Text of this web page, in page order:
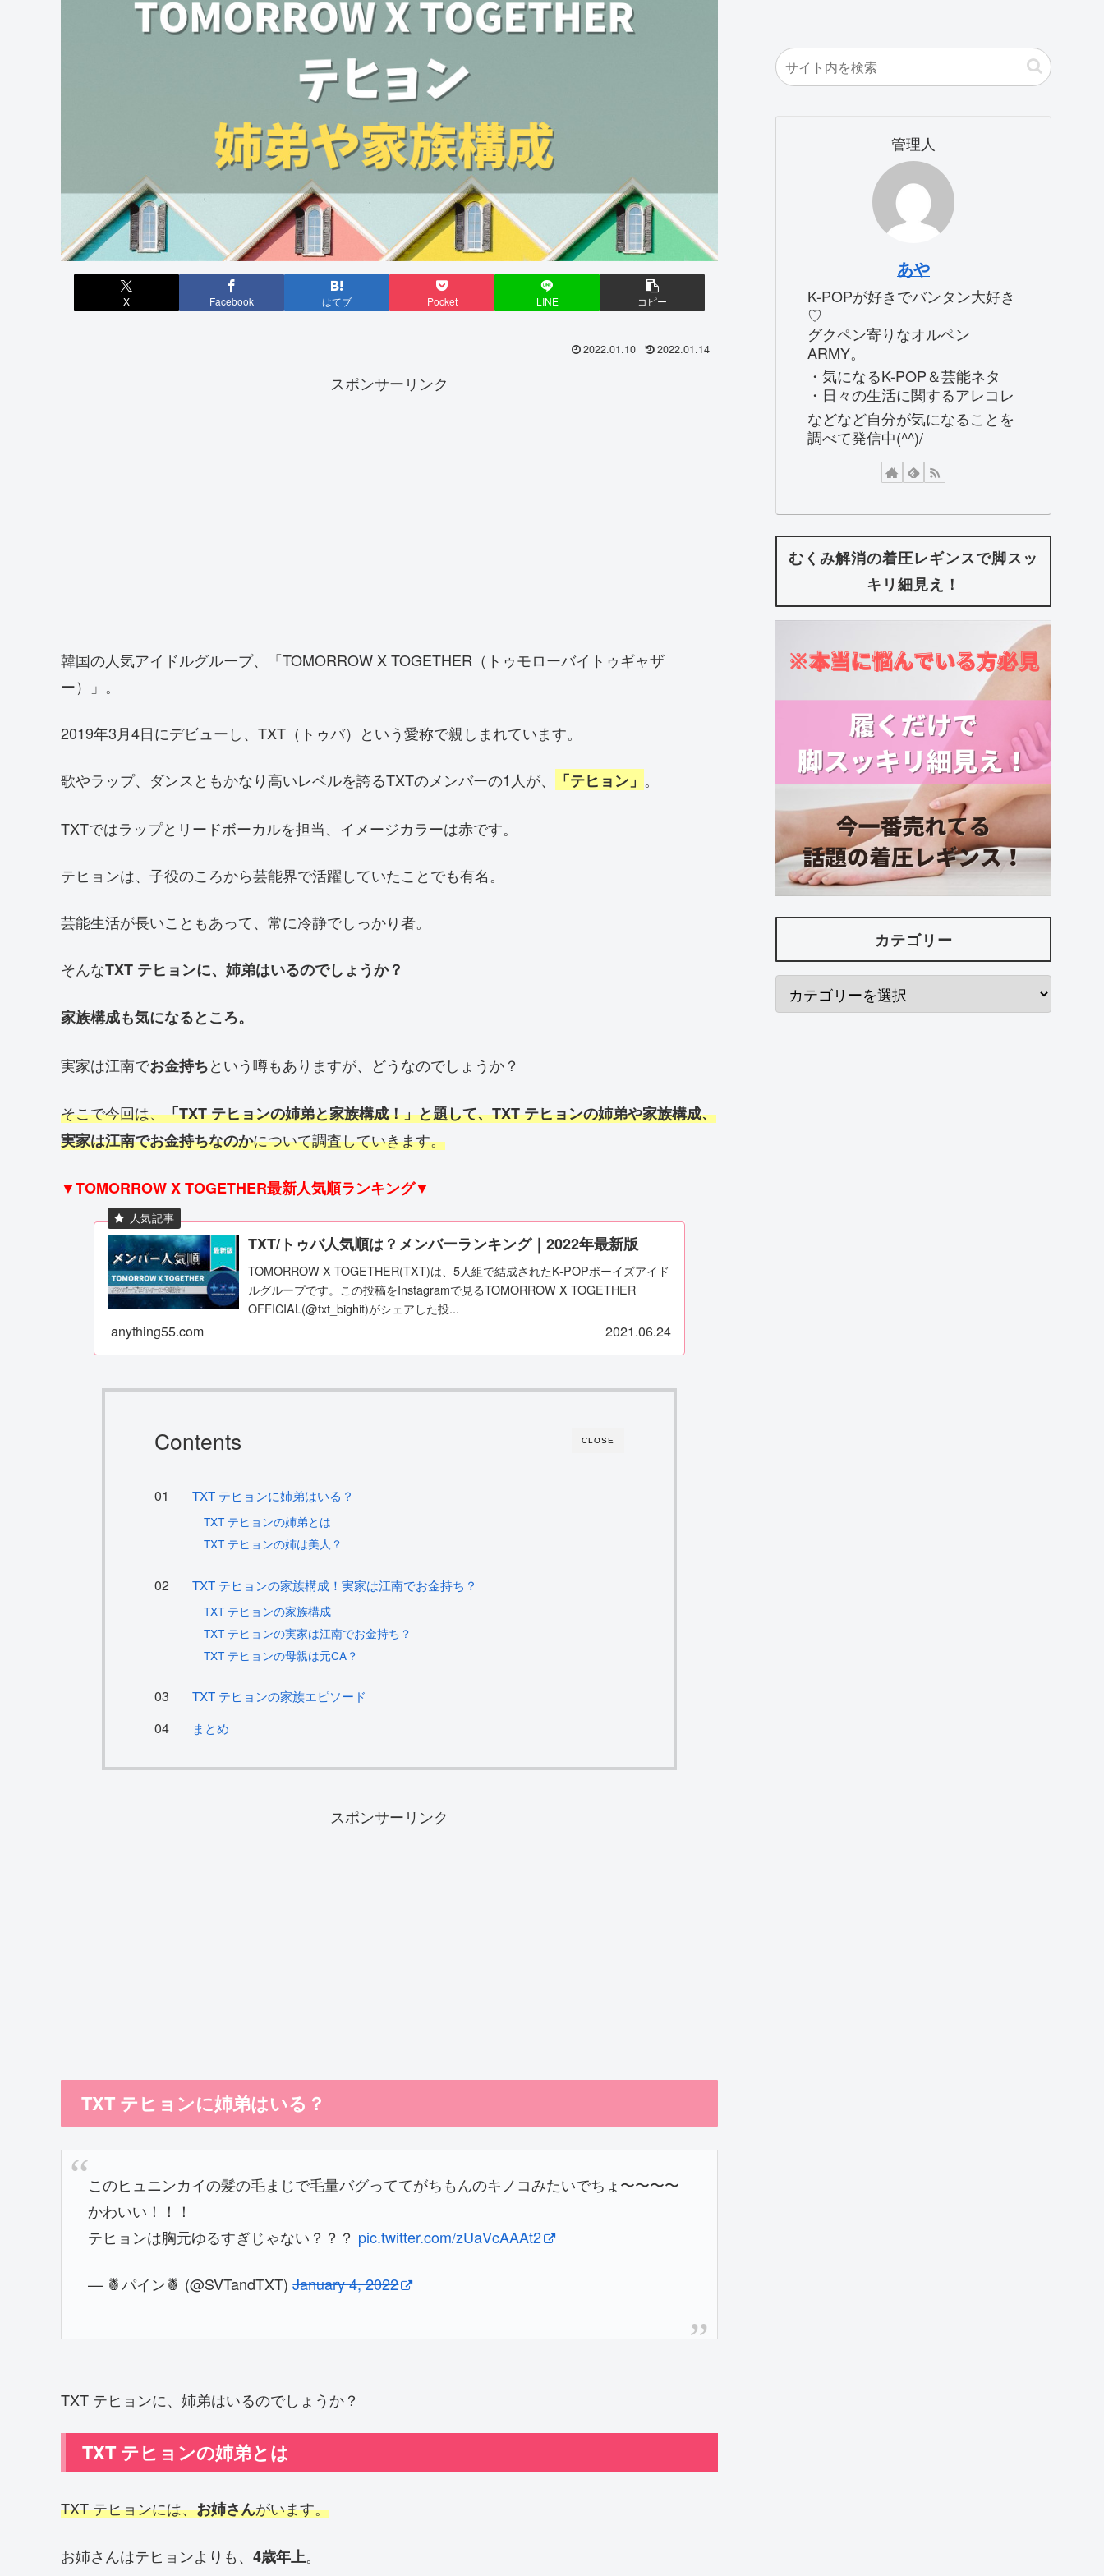
X Facebook はてブ Pocket LINE コピー
2022.01.10 2022.01.14
スポンサーリンク
韓国の人気アイドルグループ、「TOMORROW X TOGETHER（トゥモローバイトゥギャザ
ー）」。
2019年3月4日にデビューし、TXT（トゥバ）という愛称で親しまれています。
歌やラップ、ダンスともかなり高いレベルを誇るTXTのメンバーの1人が、 「テヒョン」 。
TXTではラップとリードボーカルを担当、イメージカラーは赤です。
テヒョンは、子役のころから芸能界で活躍していたことでも有名。
芸能生活が長いこともあって、常に冷静でしっかり者。
そんなTXT テヒョンに、姉弟はいるのでしょうか？
家族構成も気になるところ。
実家は江南でお金持ちという噂もありますが、どうなのでしょうか？
そこで今回は、「TXT テヒョンの姉弟と家族構成！」と題して、TXT テヒョンの姉弟や家族構成、
実家は江南でお金持ちなのかについて調査していきます。
▼TOMORROW X TOGETHER最新人気順ランキング▼
TXT/トゥバ人気順は？メンバーランキング｜2022年最新版
TOMORROW X TOGETHER(TXT)は、5人組で結成されたK-POPボーイズアイド
ルグループです。この投稿をInstagramで見るTOMORROW X TOGETHER
OFFICIAL(@txt_bighit)がシェアした投...
anything55.com 2021.06.24
CLOSE
Contents
TXT テヒョンに姉弟はいる？
TXT テヒョンの姉弟とは
TXT テヒョンの姉は美人？
TXT テヒョンの家族構成！実家は江南でお金持ち？
TXT テヒョンの家族構成
TXT テヒョンの実家は江南でお金持ち？
TXT テヒョンの母親は元CA？
TXT テヒョンの家族エピソード
まとめ
スポンサーリンク
TXT テヒョンに姉弟はいる？
このヒュニンカイの髪の毛まじで毛量バグっててがちもんのキノコみたいでちょ〜〜〜〜
かわいい！！！
テヒョンは胸元ゆるすぎじゃない？？？pic.twitter.com/zUaVcAAAt2
— 🍍パイン🍍 (@SVTandTXT)January 4, 2022
TXT テヒョンに、姉弟はいるのでしょうか？
TXT テヒョンの姉弟とは
TXT テヒョンには、お姉さんがいます。
お姉さんはテヒョンよりも、 4歳年上。
管理人
あや
K-POPが好きでバンタン大好き
♡
グクペン寄りなオルペン
ARMY。
・気になるK-POP＆芸能ネタ
・日々の生活に関するアレコレ
などなど自分が気になることを
調べて発信中(^^)/
むくみ解消の着圧レギンスで脚スッ
キリ細見え！
カテゴリー